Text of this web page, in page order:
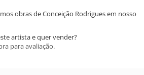
obras de Conceição Rodrigues em nosso
artista e quer vender?
para avaliação.